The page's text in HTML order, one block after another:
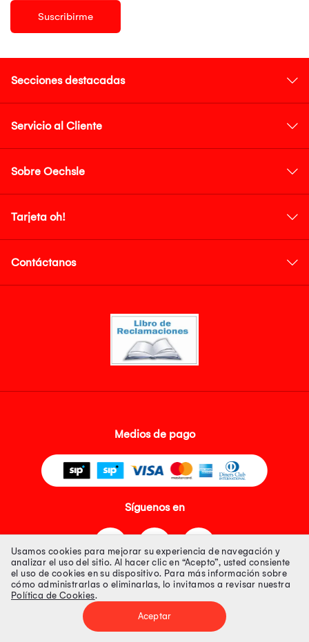
Suscribirme
Secciones destacadas
Servicio al Cliente
Sobre Oechsle
Tarjeta oh!
Contáctanos
Medios de pago
Síguenos en
Tienda 100% Segura
Tiendas Peruanas S.A. R.U.C. Nº 20493020618. Todos los derechos
Usamos cookies para mejorar su experiencia de navegación y
analizar el uso del sitio. Al hacer clic en “Acepto”, usted consiente
el uso de cookies en su dispositivo. Para más información sobre
cómo administrarlas o eliminarlas, lo invitamos a revisar nuestra
Política de Cookies.
Aceptar